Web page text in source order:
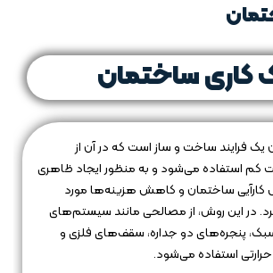
کاری ساختمان
یک فرایند ساخت و ساز است که در آن از
کم استفاده می‌شود و به منظور ایجاد ظاهری
کارآیی ساختمان و کاهش هزینه‌ها مورد
در این روش، از مصالحی مانند سیستم‌های
پنجره‌های دو جداره، سقف‌های فلزی و
استفاده می‌شود.